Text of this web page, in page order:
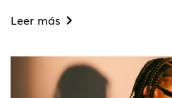
Leer más